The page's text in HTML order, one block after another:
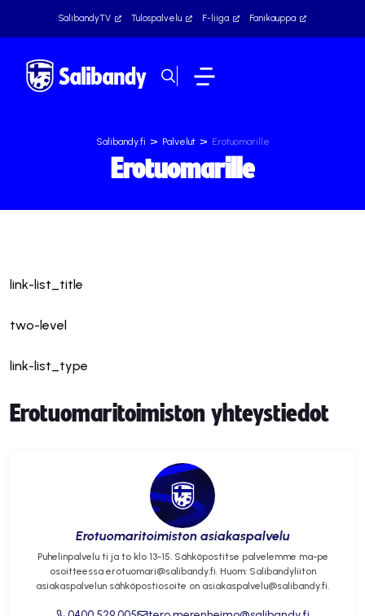
SalibandyTV Tulospalvelu F-liiga Fanikauppa
Salibandy.fi > Palvelut > Erotuomarille
Erotuomarille
link-list_title
two-level
link-list_type
Erotuomaritoimiston yhteystiedot
Erotuomaritoimiston asiakaspalvelu
Puhelinpalvelu ti ja to klo 13-15. Sähköpostitse palvelemme ma-pe
osoitteessa erotuomari@salibandy.fi. Huom: Salibandyliiton
asiakaspalvelun sähköpostiosoite on asiakaspalvelu@salibandy.fi.